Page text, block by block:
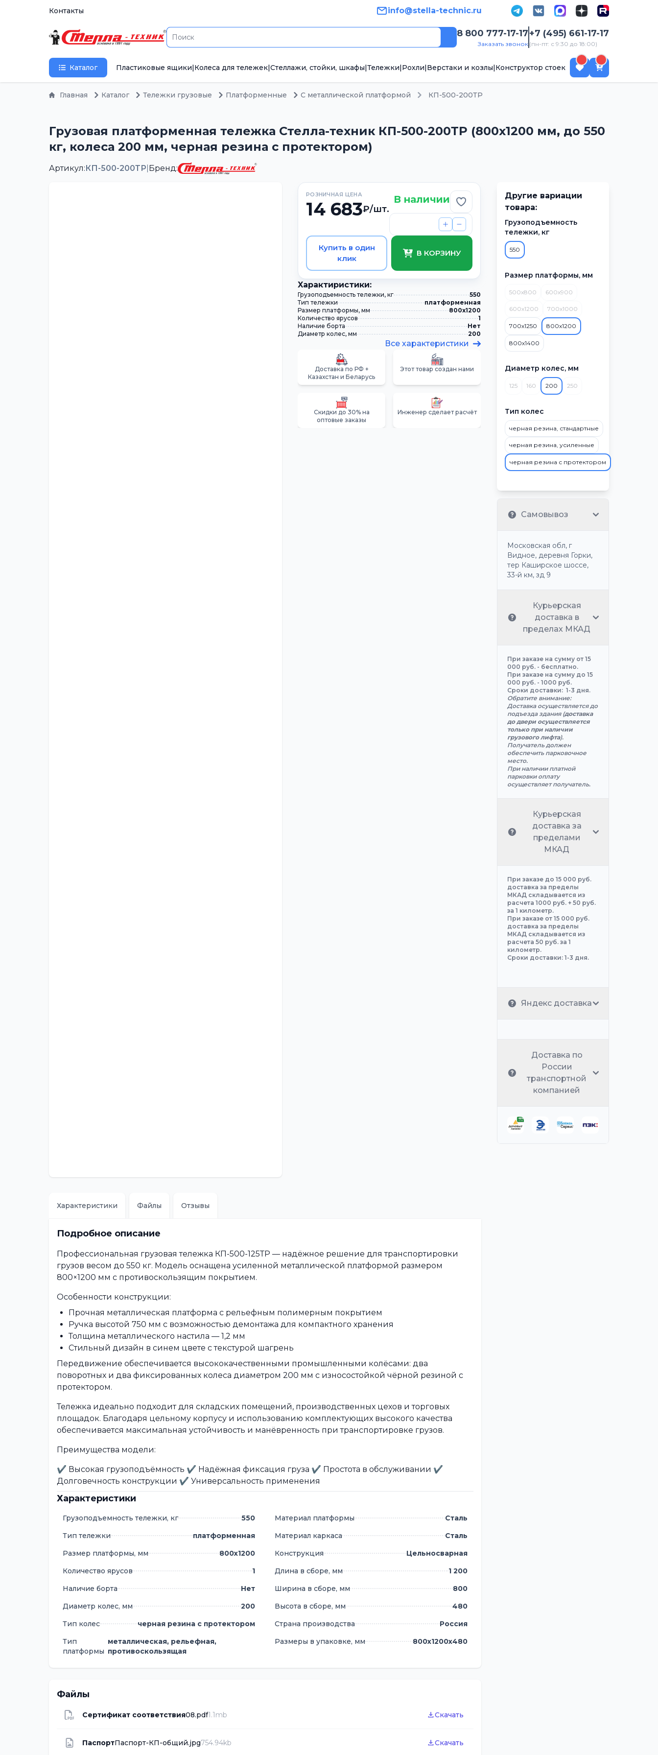
Контакты info@stella-technic.ru
8 800 777-17-17
Заказать звонок
+7 (495) 661-17-17
(пн-пт: с 9:30 до 18:00)
Каталог Пластиковые ящики|Колеса для тележек|Стеллажи, стойки, шкафы|Тележки|Рохли|Верстаки и козлы|Конструктор стоек
Главная Каталог Тележки грузовые Платформенные С металлической платформой КП-500-200ТР
Грузовая платформенная тележка Стелла-техник КП-500-200ТР (800х1200 мм, до 550
кг, колеса 200 мм, черная резина с протектором)
Артикул:КП-500-200ТР Бренд:
РОЗНИЧНАЯ ЦЕНА
14 683₽/шт.
В наличии Добавить в избранное
Купить в один
клик
В КОРЗИНУ
Xарактиристики:
Грузоподъемность тележки, кг
550
Тип тележки
платформенная
Размер платформы, мм
800х1200
Количество ярусов
1
Наличие борта
Нет
Диаметр колес, мм
200
Все характеристики
Доставка по РФ +
Казахстан и Беларусь
Этот товар создан нами
Скидки до 30% на
оптовые заказы
Инженер сделает расчёт
Характеристики Файлы Отзывы
Подробное описание
Профессиональная грузовая тележка КП-500-125ТР — надёжное решение для транспортировки
грузов весом до 550 кг. Модель оснащена усиленной металлической платформой размером
800×1200 мм с противоскользящим покрытием.
Особенности конструкции:
Прочная металлическая платформа с рельефным полимерным покрытием
Ручка высотой 750 мм с возможностью демонтажа для компактного хранения
Толщина металлического настила — 1,2 мм
Стильный дизайн в синем цвете с текстурой шагрень
Передвижение обеспечивается высококачественными промышленными колёсами: два
поворотных и два фиксированных колеса диаметром 200 мм с износостойкой чёрной резиной с
протектором.
Тележка идеально подходит для складских помещений, производственных цехов и торговых
площадок. Благодаря цельному корпусу и использованию комплектующих высокого качества
обеспечивается максимальная устойчивость и манёвренность при транспортировке грузов.
Преимущества модели:
✔ Высокая грузоподъёмность ✔ Надёжная фиксация груза ✔ Простота в обслуживании ✔
Долговечность конструкции ✔ Универсальность применения
Характеристики
Грузоподъемность тележки, кг
550
Тип тележки
платформенная
Размер платформы, мм
800х1200
Количество ярусов
1
Наличие борта
Нет
Диаметр колес, мм
200
Тип колес
черная резина с протектором
Тип
платформы
металлическая, рельефная,
противоскользящая
Материал платформы
Сталь
Материал каркаса
Сталь
Конструкция
Цельносварная
Длина в сборе, мм
1 200
Ширина в сборе, мм
800
Высота в сборе, мм
480
Страна производства
Россия
Размеры в упаковке, мм
800х1200х480
Файлы
Сертификат соответствия08.pdf1.1mb Скачать
ПаспортПаспорт-КП-общий.jpg754.94kb Скачать
Другие вариации
товара:
Грузоподъемность
тележки, кг
550
Размер платформы, мм
500х800 600х900
600х1200 700х1000
700х1250 800х1200
800х1400
Диаметр колес, мм
125 160 200 250
Тип колес
черная резина, стандартные
черная резина, усиленные
черная резина с протектором
Самовывоз
Московская обл, г
Видное, деревня Горки,
тер Каширское шоссе,
33-й км, зд 9
Курьерская
доставка в
пределах МКАД
При заказе на сумму от 15
000 руб. - бесплатно.
При заказе на сумму до 15
000 руб. - 1000 руб.
Сроки доставки: 1-3 дня.
Обратите внимание:
Доставка осуществляется до
подъезда здания (доставка
до двери осуществляется
только при наличии
грузового лифта).
Получатель должен
обеспечить парковочное
место.
При наличии платной
парковки оплату
осуществляет получатель.
Курьерская
доставка за
пределами
МКАД
При заказе до 15 000 руб.
доставка за пределы
МКАД складывается из
расчета 1000 руб. + 50 руб.
за 1 километр.
При заказе от 15 000 руб.
доставка за пределы
МКАД складывается из
расчета 50 руб. за 1
километр.
Сроки доставки: 1-3 дня.
Яндекс доставка
Доставка по
России
транспортной
компанией